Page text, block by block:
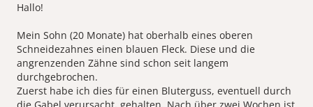
Hallo!
Mein Sohn (20 Monate) hat oberhalb eines oberen
Schneidezahnes einen blauen Fleck. Diese und die
angrenzenden Zähne sind schon seit langem
durchgebrochen.
Zuerst habe ich dies für einen Bluterguss, eventuell durch